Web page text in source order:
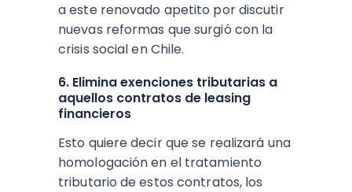
a este renovado apetito por discutir
nuevas reformas que surgió con la
crisis social en Chile.
6. Elimina exenciones tributarias a
aquellos contratos de leasing
financieros
Esto quiere decir que se realizará una
homologación en el tratamiento
tributario de estos contratos, los